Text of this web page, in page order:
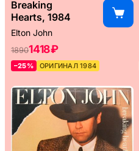
Breaking
Hearts, 1984
Elton John
18901418 ₽
–25% ОРИГИНАЛ 1984